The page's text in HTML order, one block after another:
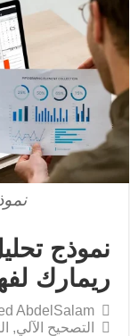
نموذج
ريمارك
AbdelSalam
التصحيح الآلي,